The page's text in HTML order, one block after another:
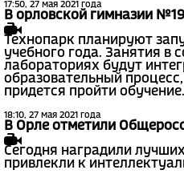
17:50, 27 мая 2021 года
В орловской гимназии
Технопарк планируют
учебного года. Занятия в
лабораториях будут
образовательный
придется пройти обучение.
18:10, 27 мая 2021 года
В Орле отметили
Сегодня наградили
привлекли к